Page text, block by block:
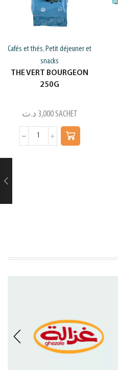
Cafés et thés,Petit déjeuner et
snacks
THE VERT BOURGEON
250G
3,000 د.ت SACHET